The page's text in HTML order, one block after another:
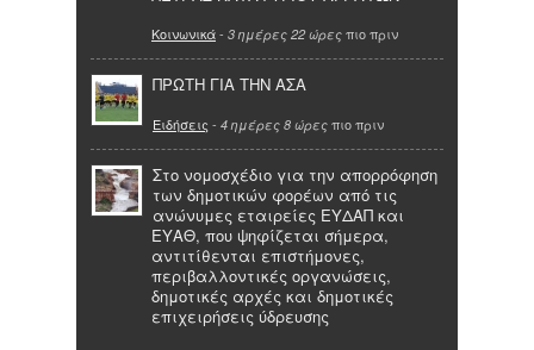
Κοινωνικά- 3 ημέρες 22 ώρες πιο πριν
ΠΡΩΤΗ ΓΙΑ ΤΗΝ ΑΣΑ
Ειδήσεις - 4 ημέρες 8 ώρες πιο πριν
Στο νομοσχέδιο για την απορρόφηση
των δημοτικών φορέων από τις
ανώνυμες εταιρείες ΕΥΔΑΠ και
ΕΥΑΘ, που ψηφίζεται σήμερα,
αντιτίθενται επιστήμονες,
περιβαλλοντικές οργανώσεις,
δημοτικές αρχές και δημοτικές
επιχειρήσεις ύδρευσης